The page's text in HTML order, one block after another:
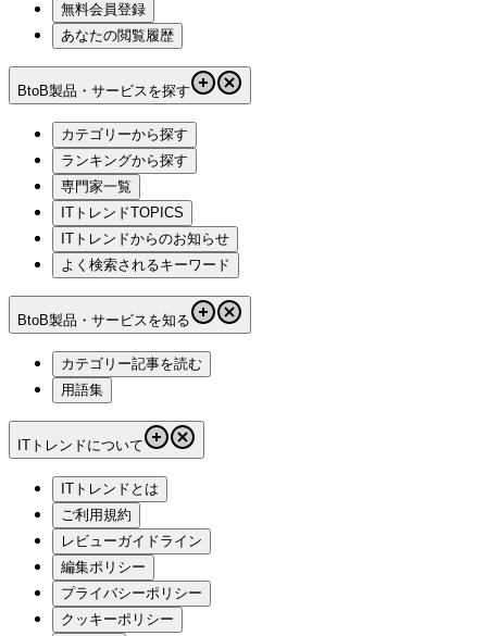
無料会員登録
あなたの閲覧履歴
BtoB製品・サービスを探す
カテゴリーから探す
ランキングから探す
専門家一覧
ITトレンドTOPICS
ITトレンドからのお知らせ
よく検索されるキーワード
BtoB製品・サービスを知る
カテゴリー記事を読む
用語集
ITトレンドについて
ITトレンドとは
ご利用規約
レビューガイドライン
編集ポリシー
プライバシーポリシー
クッキーポリシー